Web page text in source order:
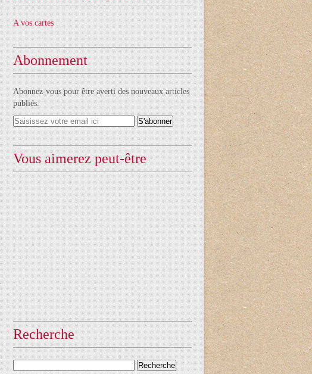
A vos cartes
Abonnement
Abonnez-vous pour être averti des nouveaux articles
publiés.
Vous aimerez peut-être
Recherche